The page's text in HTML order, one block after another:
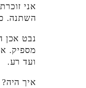
אני
השתנה.
נבט אכן
מספיק.
ועד רע.
איך היה?